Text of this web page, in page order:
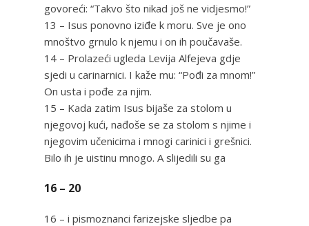
govoreći: “Takvo što nikad još ne vidjesmo!”
13 – Isus ponovno iziđe k moru. Sve je ono
mnoštvo grnulo k njemu i on ih poučavaše.
14 – Prolazeći ugleda Levija Alfejeva gdje
sjedi u carinarnici. I kaže mu: “Pođi za mnom!”
On usta i pođe za njim.
15 – Kada zatim Isus bijaše za stolom u
njegovoj kući, nađoše se za stolom s njime i
njegovim učenicima i mnogi carinici i grešnici.
Bilo ih je uistinu mnogo. A slijedili su ga
16 – 20
16 – i pismoznanci farizejske sljedbe pa